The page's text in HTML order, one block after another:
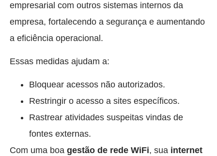
empresarial com outros sistemas internos da
empresa, fortalecendo a segurança e aumentando
a eficiência operacional.
Essas medidas ajudam a:
Bloquear acessos não autorizados.
Restringir o acesso a sites específicos.
Rastrear atividades suspeitas vindas de
fontes externas.
Com uma boa gestão de rede WiFi, sua internet